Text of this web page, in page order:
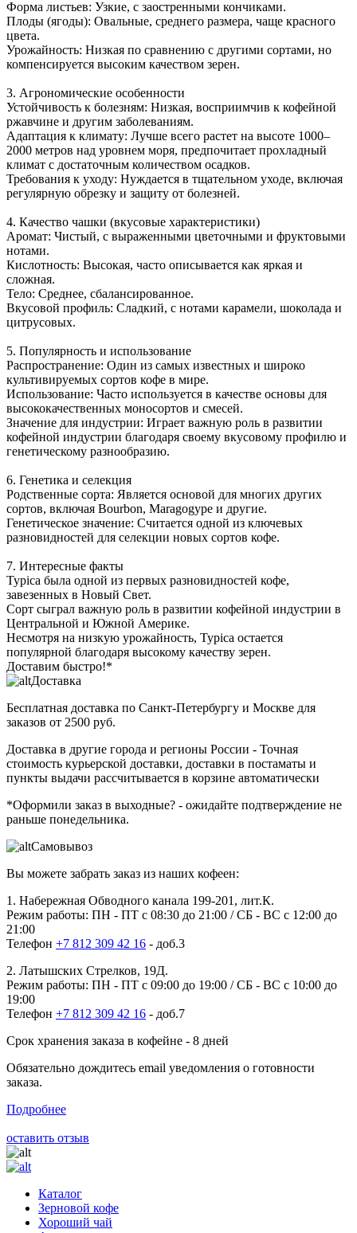
Форма листьев: Узкие, с заостренными кончиками.
Плоды (ягоды): Овальные, среднего размера, чаще красного
цвета.
Урожайность: Низкая по сравнению с другими сортами, но
компенсируется высоким качеством зерен.
3. Агрономические особенности
Устойчивость к болезням: Низкая, восприимчив к кофейной
ржавчине и другим заболеваниям.
Адаптация к климату: Лучше всего растет на высоте 1000–
2000 метров над уровнем моря, предпочитает прохладный
климат с достаточным количеством осадков.
Требования к уходу: Нуждается в тщательном уходе, включая
регулярную обрезку и защиту от болезней.
4. Качество чашки (вкусовые характеристики)
Аромат: Чистый, с выраженными цветочными и фруктовыми
нотами.
Кислотность: Высокая, часто описывается как яркая и
сложная.
Тело: Среднее, сбалансированное.
Вкусовой профиль: Сладкий, с нотами карамели, шоколада и
цитрусовых.
5. Популярность и использование
Распространение: Один из самых известных и широко
культивируемых сортов кофе в мире.
Использование: Часто используется в качестве основы для
высококачественных моносортов и смесей.
Значение для индустрии: Играет важную роль в развитии
кофейной индустрии благодаря своему вкусовому профилю и
генетическому разнообразию.
6. Генетика и селекция
Родственные сорта: Является основой для многих других
сортов, включая Bourbon, Maragogype и другие.
Генетическое значение: Считается одной из ключевых
разновидностей для селекции новых сортов кофе.
7. Интересные факты
Typica была одной из первых разновидностей кофе,
завезенных в Новый Свет.
Сорт сыграл важную роль в развитии кофейной индустрии в
Центральной и Южной Америке.
Несмотря на низкую урожайность, Typica остается
популярной благодаря высокому качеству зерен.
Доставим быстро!*
Доставка
Бесплатная доставка по Санкт-Петербургу и Москве для
заказов от 2500 руб.
Доставка в другие города и регионы России - Точная
стоимость курьерской доставки, доставки в постаматы и
пункты выдачи рассчитывается в корзине автоматически
*Оформили заказ в выходные? - ожидайте подтверждение не
раньше понедельника.
Самовывоз
Вы можете забрать заказ из наших кофеен:
1. Набережная Обводного канала 199-201, лит.К.
Режим работы: ПН - ПТ с 08:30 до 21:00 / СБ - ВС с 12:00 до
21:00
Телефон +7 812 309 42 16 - доб.3
2. Латышских Стрелков, 19Д.
Режим работы: ПН - ПТ с 09:00 до 19:00 / СБ - ВС с 10:00 до
19:00
Телефон +7 812 309 42 16 - доб.7
Срок хранения заказа в кофейне - 8 дней
Обязательно дождитесь email уведомления о готовности
заказа.
Подробнее
оставить отзыв
Каталог
Зерновой кофе
Хороший чай